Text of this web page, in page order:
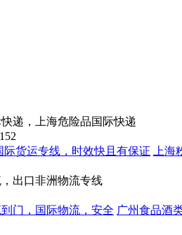
递，上海危险品国际快递
际货运专线，时效快且有保证 上海
出口非洲物流专线
门，国际物流，安全 广州食品酒